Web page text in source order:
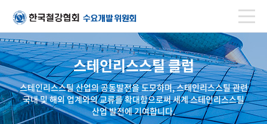
스테인리스스틸 클럽
스테인리스스틸 산업의 공동발전을 도모하며, 스테인리스스틸 관련
국내 및 해외 업계와의 교류를 확대함으로써 세계 스테인리스스틸
산업 발전에 기여합니다.